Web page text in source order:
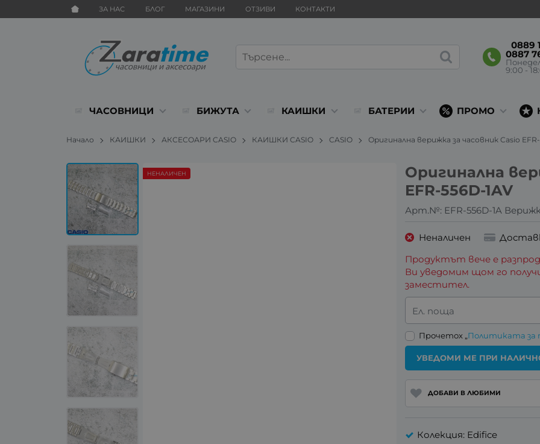
ЗА НАС БЛОГ МАГАЗИНИ ОТЗИВИ КОНТАКТИ
0889
0887
9:00 -
ЧАСОВНИЦИ БИЖУТА КАИШКИ БАТЕРИИ ПРОМО
Начало КАИШКИ АКСЕСОАРИ CASIO КАИШКИ CASIO CASIO Оригинална верижка за часовник Casio EFR-
Оригинална
EFR-556D-1AV
Арт.№: EFR-556D-1A
НЕНАЛИЧЕН
Неналичен
Продуктът вече е
Ви уведомим щом го
заместител.
Ел. поща
Прочетох „Политиката за
УВЕДОМИ МЕ ПРИ
ДОБАВИ В ЛЮБИМИ
Колекция: Edifice